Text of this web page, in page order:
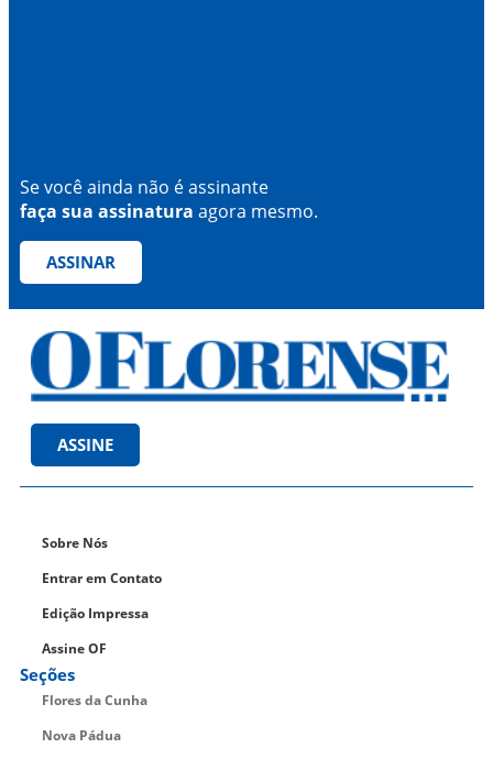
Se você ainda não é assinante
faça sua assinatura agora mesmo.
ASSINAR
ASSINE
Sobre Nós
Entrar em Contato
Edição Impressa
Assine OF
Seções
Flores da Cunha
Nova Pádua